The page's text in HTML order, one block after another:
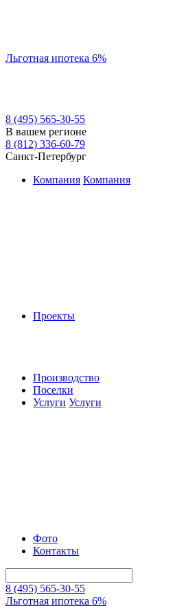
Льготная ипотека 6%
8 (495) 565-30-55
В вашем регионе
8 (812) 336-60-79
Санкт-Петербург
Компания Компания
Проекты
Производство
Поселки
Услуги Услуги
Фото
Контакты
8 (495) 565-30-55
Льготная ипотека 6%